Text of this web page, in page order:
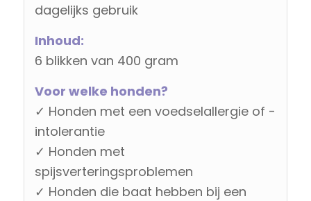
dagelijks gebruik
Inhoud:
6 blikken van 400 gram
Voor welke honden?
✓ Honden met een voedselallergie of -
intolerantie
✓ Honden met
spijsverteringsproblemen
✓ Honden die baat hebben bij een